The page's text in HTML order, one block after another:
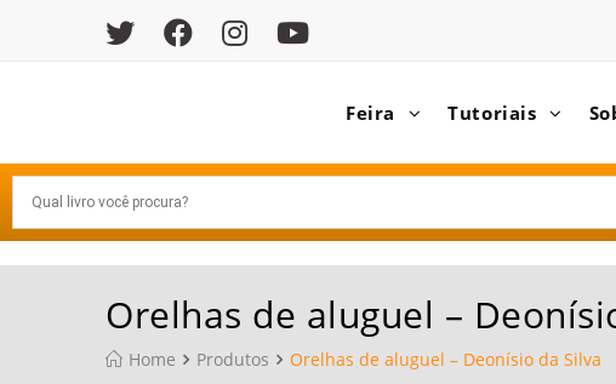
Feira Tutoriais
Orelhas de aluguel –
Home Produtos Orelhas de aluguel – Deonísio da Silva